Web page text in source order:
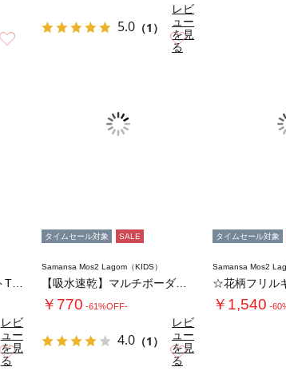
5.0 （1）
レビ
ュー
を見
る
お気に入り
レビ
ュー
を見
る
お気に入り
タイムセール対象 SALE
Samansa Mos2 Lagom（KIDS）
￥770 -61%OFF-
4.0 （1）
レビ
ュー
を見
る
タイムセール対象
Samansa Mos2
☆花柄フリル
￥1,540 -
お気に入り お気に入り